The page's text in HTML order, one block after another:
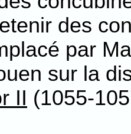
des
par
sur la
II (1055-